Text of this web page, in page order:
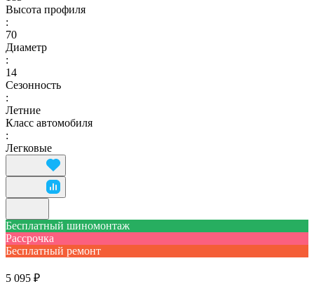
Высота профиля
:
70
Диаметр
:
14
Сезонность
:
Летние
Класс автомобиля
:
Легковые
Бесплатный шиномонтаж
Рассрочка
Бесплатный ремонт
5 095 ₽